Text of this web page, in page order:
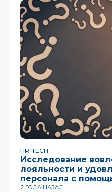
HR-TECH
Исследование
лояльности и
персонала с
2 ГОДА НАЗАД